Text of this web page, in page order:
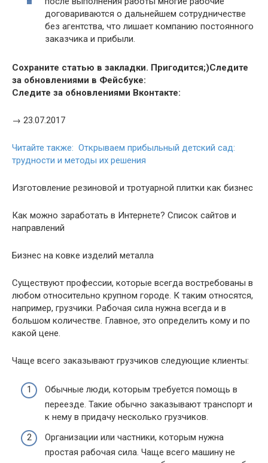
договариваются о дальнейшем сотрудничестве
без агентства, что лишает компанию постоянного
заказчика и прибыли.
Сохраните статью в закладки. Пригодится;)Следите
за обновлениями в Фейсбуке:
Следите за обновлениями Вконтакте:
→ 23.07.2017
Читайте также: Открываем прибыльный детский сад:
трудности и методы их решения
Изготовление резиновой и тротуарной плитки как бизнес
Как можно заработать в Интернете? Список сайтов и
направлений
Бизнес на ковке изделий металла
Существуют профессии, которые всегда востребованы в
любом относительно крупном городе. К таким относятся,
например, грузчики. Рабочая сила нужна всегда и в
большом количестве. Главное, это определить кому и по
какой цене.
Чаще всего заказывают грузчиков следующие клиенты:
Обычные люди, которым требуется помощь в
переезде. Такие обычно заказывают транспорт и
к нему в придачу несколько грузчиков.
Организации или частники, которым нужна
простая рабочая сила. Чаще всего машину не